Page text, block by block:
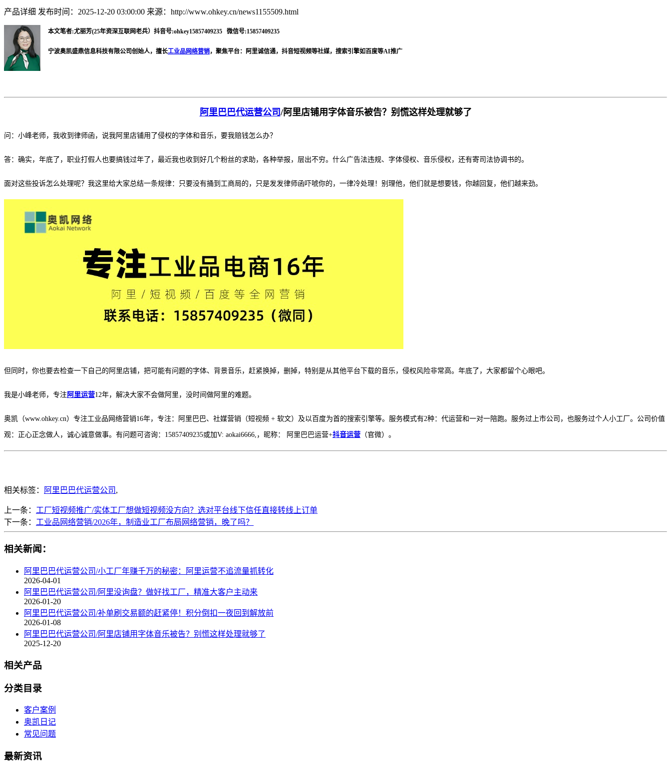
产品详细 发布时间：2025-12-20 03:00:00 来源：http://www.ohkey.cn/news1155509.html
本文笔者:尤丽芳(25年资深互联网老兵）抖音号:ohkey15857409235 微信号:15857409235
宁波奥凯盛鼎信息科技有限公司创始人，擅长工业品网络营销，聚焦平台：阿里诚信通，抖音短视频等社媒，搜索引擎如百度等AI推广
阿里巴巴代运营公司/阿里店铺用字体音乐被告？别慌这样处理就够了
问：小峰老师，我收到律师函，说我阿里店铺用了侵权的字体和音乐，要我赔钱怎么办？
答：确实，年底了，职业打假人也要搞钱过年了，最近我也收到好几个粉丝的求助，各种举报，层出不穷。什么广告法违规、字体侵权、音乐侵权，还有寄司法协调书的。
面对这些投诉怎么处理呢？我这里给大家总结一条规律：只要没有捅到工商局的，只是发发律师函吓唬你的，一律冷处理！别理他，他们就是想要钱，你越回复，他们越来劲。
但同时，你也要去检查一下自己的阿里店铺，把可能有问题的字体、背景音乐，赶紧换掉，删掉，特别是从其他平台下载的音乐，侵权风险非常高。年底了，大家都留个心眼吧。
我是小峰老师，专注阿里运营12年，解决大家不会做阿里，没时间做阿里的难题。
奥凯（www.ohkey.cn）专注工业品网络营销16年，专注：阿里巴巴、社媒营销（短视频 + 软文）及以百度为首的搜索引擎等。服务模式有2种：代运营和一对一陪跑。服务过上市公司，也服务过个人小工厂。公司价值
观：正心正念做人，诚心诚意做事。有问题可咨询：15857409235或加V: aokai6666,，昵称： 阿里巴巴运营+抖音运营 （官微）。
相关标签： 阿里巴巴代运营公司 ,
上一条： 工厂短视频推广/实体工厂想做短视频没方向？选对平台线下信任直接转线上订单
下一条： 工业品网络营销/2026年，制造业工厂布局网络营销，晚了吗？
相关新闻：
阿里巴巴代运营公司/小工厂年赚千万的秘密：阿里运营不追流量抓转化
2026-04-01
阿里巴巴代运营公司/阿里没询盘？做好找工厂，精准大客户主动来
2026-01-20
阿里巴巴代运营公司/补单刷交易额的赶紧停！积分倒扣一夜回到解放前
2026-01-08
阿里巴巴代运营公司/阿里店铺用字体音乐被告？别慌这样处理就够了
2025-12-20
相关产品
分类目录
客户案例
奥凯日记
常见问题
最新资讯